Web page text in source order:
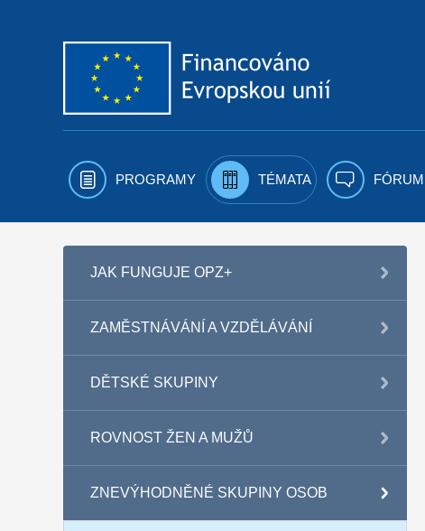
PROGRAMY TÉMATA FÓRUM
JAK FUNGUJE OPZ+
ZAMĚSTNÁVÁNÍ A VZDĚLÁVÁNÍ
DĚTSKÉ SKUPINY
ROVNOST ŽEN A MUŽŮ
ZNEVÝHODNĚNÉ SKUPINY OSOB